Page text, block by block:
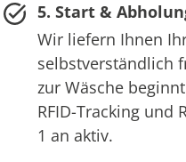
5. Start &
Wir liefern Ihnen
selbstverständlich
zur Wäsche
RFID-Tracking und
1 an aktiv.